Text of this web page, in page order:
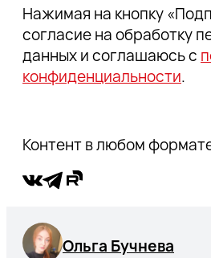
Нажимая на кнопку
согласие на обработку
данных и соглашаюсь с
конфиденциальности.
Контент в любом
Ольга Бучнева